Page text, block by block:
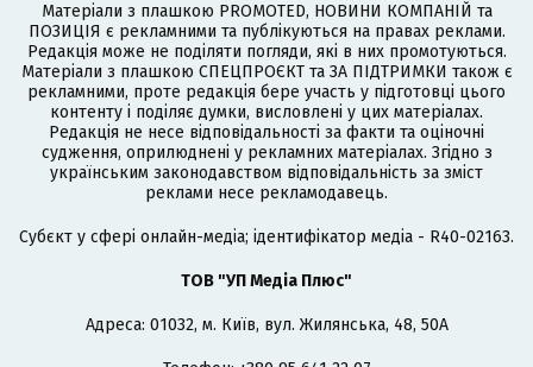
Матеріали з плашкою PROMOTED, НОВИНИ КОМПАНІЙ та
ПОЗИЦІЯ є рекламними та публікуються на правах реклами.
Редакція може не поділяти погляди, які в них промотуються.
Матеріали з плашкою СПЕЦПРОЄКТ та ЗА ПІДТРИМКИ також є
рекламними, проте редакція бере участь у підготовці цього
контенту і поділяє думки, висловлені у цих матеріалах.
Редакція не несе відповідальності за факти та оціночні
судження, оприлюднені у рекламних матеріалах. Згідно з
українським законодавством відповідальність за зміст
реклами несе рекламодавець.
Cубєкт у сфері онлайн-медіа; ідентифікатор медіа - R40-02163.
ТОВ "УП Медіа Плюс"
Адреса: 01032, м. Київ, вул. Жилянська, 48, 50А